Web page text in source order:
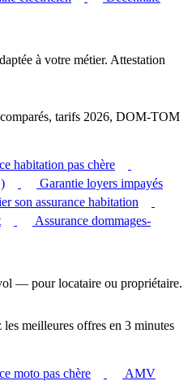
à votre métier. Attestation
tarifs 2026, DOM-TOM
habitation pas chère
Garantie loyers impayés
son assurance habitation
Assurance dommages-
— pour locataire ou propriétaire.
meilleures offres en 3 minutes
moto pas chère
AMV